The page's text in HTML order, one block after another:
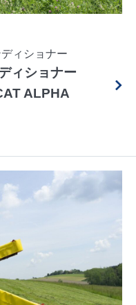
ィショナー
ィショナー
ALPHA